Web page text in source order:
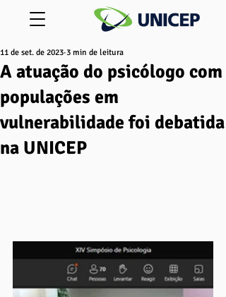
A atuação do psicólogo com
populações em
vulnerabilidade foi debatida
na UNICEP
11 de set. de 2023 3 min de leitura